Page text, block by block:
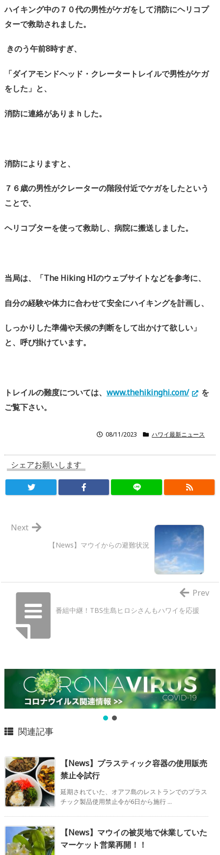
ハイキング中の７０代の男性がケガをして消防にヘリコプ
ターで救助されました。
きのう午前8時すぎ、
「ダイアモンドヘッド・クレータートレイルで男性がケガ
をした」と、
消防に連絡がありまｈした。
消防によりますと、
７６歳の男性がクレーターの階段付近でケガをしたという
ことで、
ヘリコプターを使って救助し、病院に搬送しました。
当局は、「The Hiking HIのウェブサイトなどを参考に、
自分の経験や体力に合わせて安全にハイキングを計画し、
しっかりした準備や天候の判断をして出かけて欲しい」
と、呼び掛けています。
トレイルの難度については、 www.thehikinghi.com/
を
ご覧下さい。
08/11/2023 ハワイ最新ニュース
シェアお願いします
【News】マウイからの避難状況
Next
番組中継！TBS生島ヒロシさんもハワイを応援
Prev
関連記事
【News】プラスティック容器の使用販売
禁止令試行
延期されていた、オアフ島のレストランでのプラス
チック製品使用禁止令が6日から施行 ...
【News】マウイの被災地で休業していた
マーケット営業再開！！